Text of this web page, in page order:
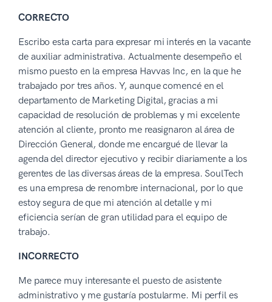
CORRECTO
Escribo esta carta para expresar mi interés en la vacante
de auxiliar administrativa. Actualmente desempeño el
mismo puesto en la empresa Havvas Inc, en la que he
trabajado por tres años. Y, aunque comencé en el
departamento de Marketing Digital, gracias a mi
capacidad de resolución de problemas y mi excelente
atención al cliente, pronto me reasignaron al área de
Dirección General, donde me encargué de llevar la
agenda del director ejecutivo y recibir diariamente a los
gerentes de las diversas áreas de la empresa. SoulTech
es una empresa de renombre internacional, por lo que
estoy segura de que mi atención al detalle y mi
eficiencia serían de gran utilidad para el equipo de
trabajo.
INCORRECTO
Me parece muy interesante el puesto de asistente
administrativo y me gustaría postularme. Mi perfil es